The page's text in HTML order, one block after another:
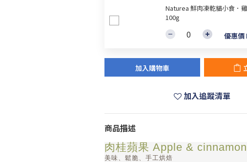
Naturea 鮮肉凍乾貓小食．
100g
優惠價
加入購物車
加入追蹤清單
商品描述
肉桂蘋果 Apple & cinnamon
美味、鬆脆、手工烘焙